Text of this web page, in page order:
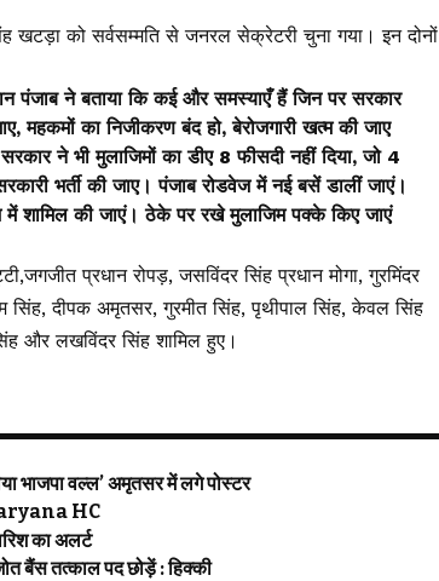
खटड़ा को सर्वसम्मति से जनरल सेक्रेटरी चुना गया। इन दोनों
पंजाब ने बताया कि कई और समस्याएँ हैं जिन पर सरकार
महकमों का निजीकरण बंद हो, बेरोजगारी खत्म की जाए
ने भी मुलाजिमों का डीए 8 फीसदी नहीं दिया, जो 4
भर्ती की जाए। पंजाब रोडवेज में नई बसें डालीं जाएं।
में शामिल की जाएं। ठेके पर रखे मुलाजिम पक्के किए जाएं
प्रधान रोपड़, जसविंदर सिंह प्रधान मोगा, गुरमिंदर
सिंह, दीपक अमृतसर, गुरमीत सिंह, पृथीपाल सिंह, केवल सिंह
और लखविंदर सिंह शामिल हुए।
भाजपा वल्ल’ अमृतसर में लगे पोस्टर
HC
का अलर्ट
तत्काल पद छोड़ें : हिक्की